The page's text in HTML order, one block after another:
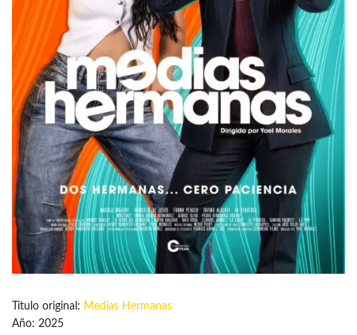
Título original: Medias Hermanas
Año: 2025